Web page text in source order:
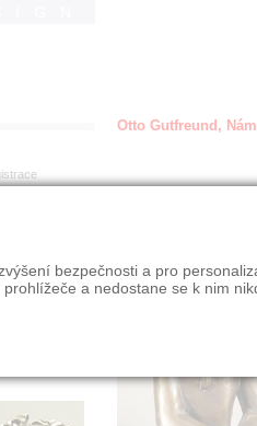
Otto Gutfreund,
bezpečnosti a pro
a nedostane se k nim